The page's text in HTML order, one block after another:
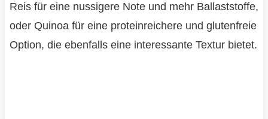
Reis für eine nussigere Note und mehr Ballaststoffe,
oder Quinoa für eine proteinreichere und glutenfreie
Option, die ebenfalls eine interessante Textur bietet.